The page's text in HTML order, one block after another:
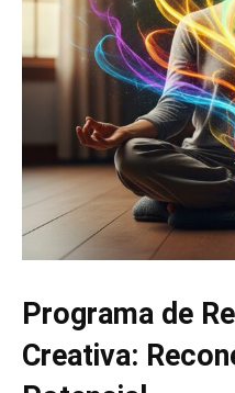
Programa de
Creativa: